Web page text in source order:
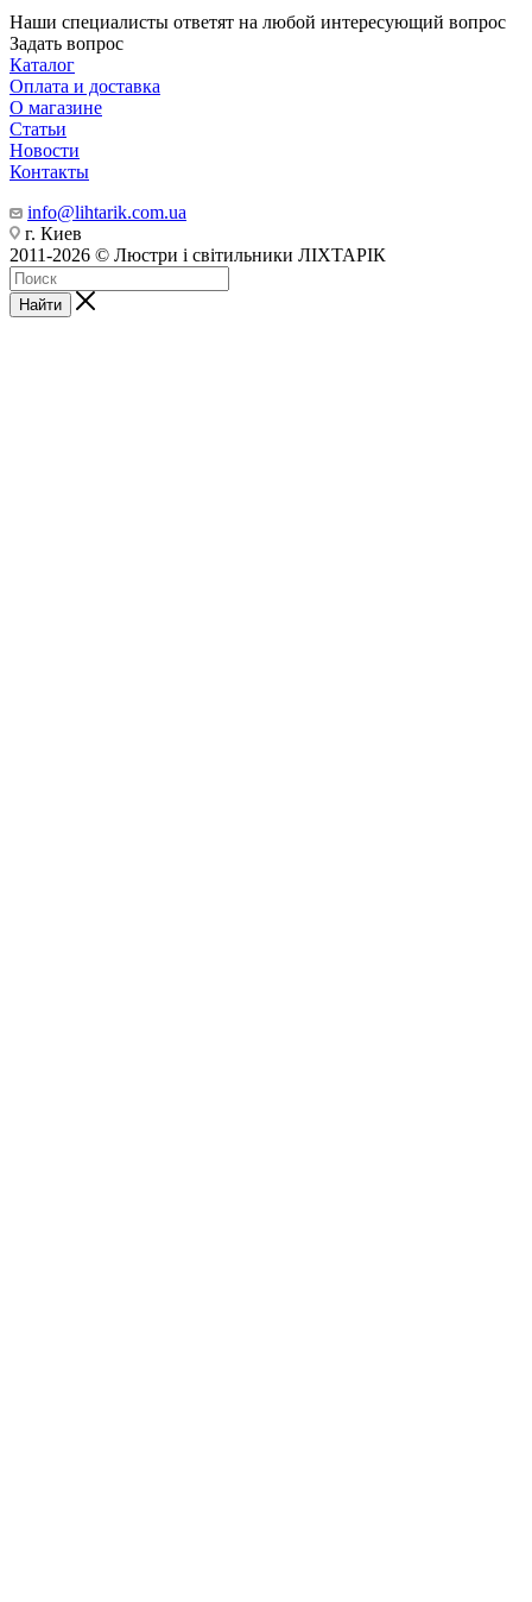
Наши специалисты ответят на любой интересующий вопрос
Задать вопрос
Каталог
Оплата и доставка
О магазине
Статьи
Новости
Контакты
info@lihtarik.com.ua
г. Киев
2011-2026 © Люстри і світильники ЛІХТАРІК
Найти